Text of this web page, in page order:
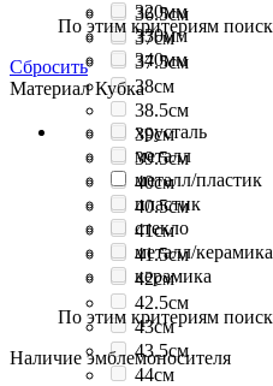
36.5см
37см
37.5см
38см
38.5см
39см
39.5см
40см
40.5см
41см
41.5см
42см
42.5см
43см
43.5см
44см
320мм
330мм
340мм
По этим критериям
Сбросить
Материал Кубка
хрусталь
металл
металл/пластик
пластик
стекло
металл/керамика
керамика
По этим критериям
Наличие эмблемоносителя